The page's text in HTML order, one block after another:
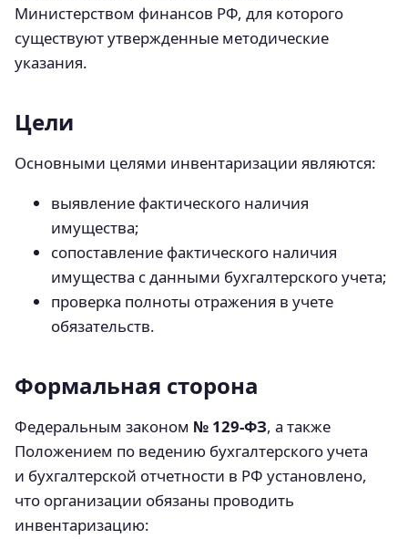
Министерством финансов РФ, для которого
существуют утвержденные методические
указания.
Цели
Основными целями инвентаризации являются:
выявление фактического наличия
имущества;
сопоставление фактического наличия
имущества с данными бухгалтерского учета;
проверка полноты отражения в учете
обязательств.
Формальная сторона
Федеральным законом № 129-ФЗ, а также
Положением по ведению бухгалтерского учета
и бухгалтерской отчетности в РФ установлено,
что организации обязаны проводить
инвентаризацию: